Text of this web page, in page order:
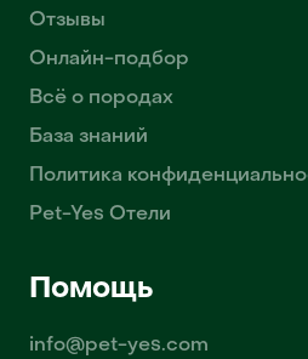
Отзывы
Онлайн-подбор
Всё о породах
База знаний
Политика
Pet-Yes Отели
Помощь
info@pet-yes.com